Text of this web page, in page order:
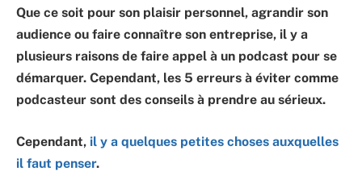
Que ce soit pour son plaisir personnel, agrandir son
audience ou faire connaître son entreprise, il y a
plusieurs raisons de faire appel à un podcast pour se
démarquer. Cependant, les 5 erreurs à éviter comme
podcasteur sont des conseils à prendre au sérieux.
Cependant, il y a quelques petites choses auxquelles
il faut penser.